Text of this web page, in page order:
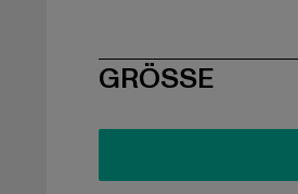
SIZE
GRÖSSE